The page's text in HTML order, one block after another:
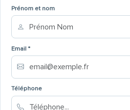
Prénom et nom
Email *
Téléphone